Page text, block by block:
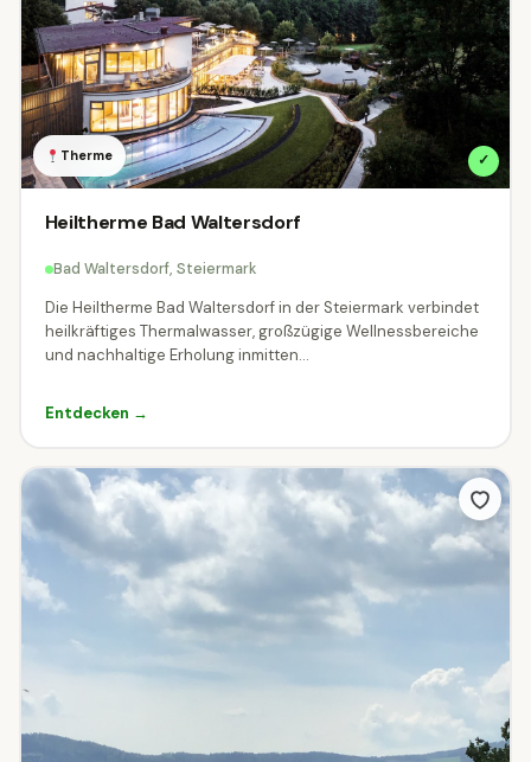
Wann hast du Zeit?
Filtere Ziele die zu deinem Wunschzeitpunkt geöffnet sind.
Heute geöffnet
Am Wochenende geöffnet
Was darf der Eintritt kosten?
„Kostenlos" findet alle Ziele mit mindestens einem Gratis-Tarif.
ERWACHSENEN-PREIS (€) 0€ –100€
0 € 25 € 50 €
Ziele mit speziellen Familien-Tarifen.
Therme ✓
Heiltherme Bad Waltersdorf
Bad Waltersdorf, Steiermark
Die Heiltherme Bad Waltersdorf in der Steiermark verbindet
heilkräftiges Thermalwasser, großzügige Wellnessbereiche
und nachhaltige Erholung inmitten...
Entdecken →